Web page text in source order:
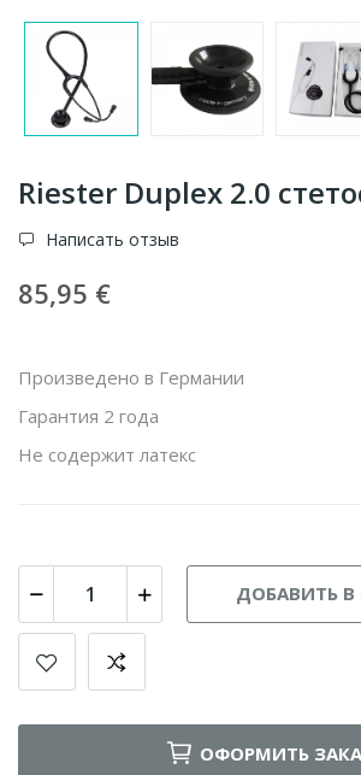
Riester Duplex 2.0
Написать отзыв
85,95 €
Произведено в Германии
Гарантия 2 года
Не содержит латекс
ДОБАВИТЬ
ОФОРМИТЬ